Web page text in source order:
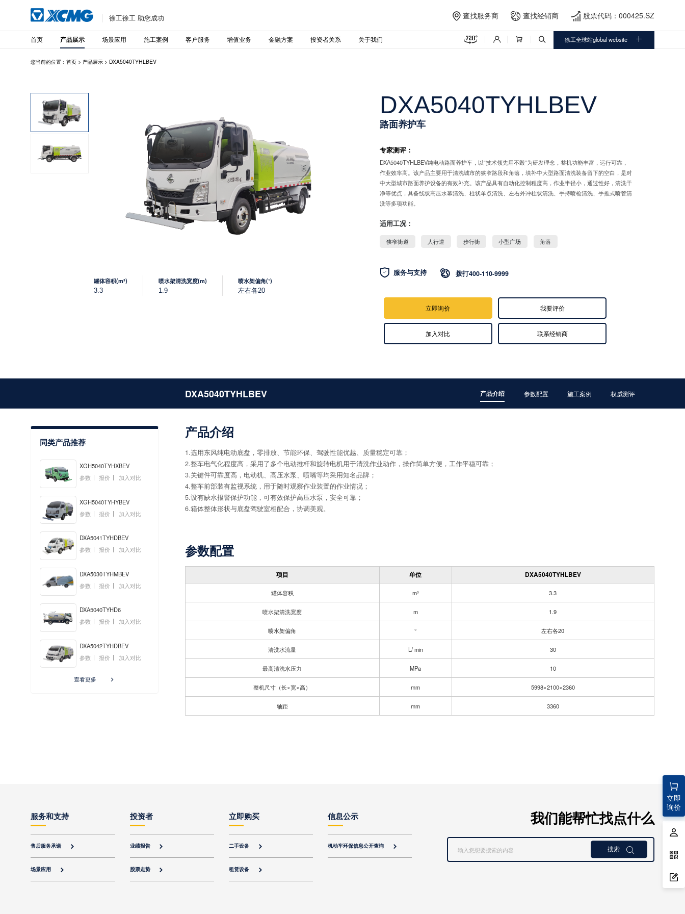
徐工徐工 助您成功  查找服务商  查找经销商  股票代码：000425.SZ
首页 产品展示 场景应用 施工案例 客户服务 增值业务 金融方案 投资者关系 关于我们     徐工全球站global website 
您当前的位置：首页 > 产品展示 > DXA5040TYHLBEV
罐体容积(m³)
3.3
喷水架清洗宽度(m)
1.9
喷水架偏角(°)
左右各20
DXA5040TYHLBEV
路面养护车
专家测评：
DXA5040TYHLBEV纯电动路面养护车，以“技术领先用不毁”为研发理念，整机功能丰富，运行可靠，
作业效率高。该产品主要用于清洗城市的狭窄路段和角落，填补中大型路面清洗装备留下的空白，是对
中大型城市路面养护设备的有效补充。该产品具有自动化控制程度高，作业半径小，通过性好，清洗干
净等优点，具备线状高压水幕清洗、柱状单点清洗、左右外冲柱状清洗、手持喷枪清洗、手推式喷管清
洗等多项功能。
适用工况：
狭窄街道 人行道 步行街 小型广场 角落
 服务与支持  拨打400-110-9999
立即询价 我要评价
加入对比 联系经销商
DXA5040TYHLBEV 产品介绍 参数配置 施工案例 权威测评
同类产品推荐
XGH5040TYHXBEV
参数
报价 加入对比
XGH5040TYHYBEV
参数
报价 加入对比
DXA5041TYHDBEV
参数
报价 加入对比
DXA5030TYHMBEV
参数
报价 加入对比
DXA5040TYHD6
参数
报价 加入对比
DXA5042TYHDBEV
参数
报价 加入对比
查看更多 
产品介绍
1.选用东风纯电动底盘，零排放、节能环保、驾驶性能优越、质量稳定可靠；
2.整车电气化程度高，采用了多个电动推杆和旋转电机用于清洗作业动作，操作简单方便，工作平稳可靠；
3.关键件可靠度高，电动机、高压水泵、喷嘴等均采用知名品牌；
4.整车前部装有监视系统，用于随时观察作业装置的作业情况；
5.设有缺水报警保护功能，可有效保护高压水泵，安全可靠；
6.箱体整体形状与底盘驾驶室相配合，协调美观。
参数配置
项目 单位 DXA5040TYHLBEV
罐体容积 m³ 3.3
喷水架清洗宽度 m 1.9
喷水架偏角 ° 左右各20
清洗水流量 L/ min 30
最高清洗水压力 MPa 10
整机尺寸（长×宽×高） mm 5998×2100×2360
轴距 mm 3360
立即
询价
服务和支持
售后服务承诺 
场景应用 
投资者
业绩报告 
股票走势 
立即购买
二手设备 
租赁设备 
信息公示
机动车环保信息公开查询 
我们能帮忙找点什么
搜索 